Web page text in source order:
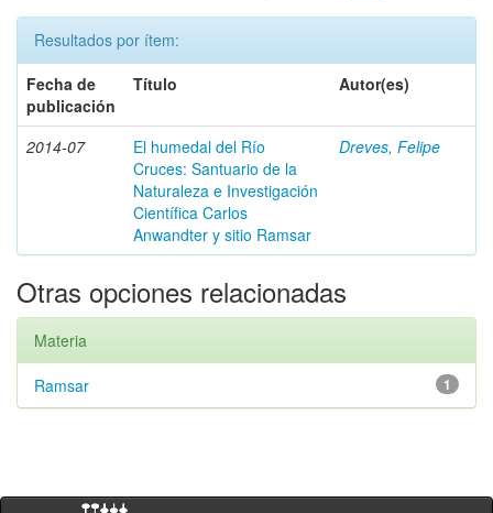
Resultados por ítem:
Fecha de
publicación
Título Autor(es)
2014-07
El humedal del Río
Cruces: Santuario de la
Naturaleza e Investigación
Científica Carlos
Anwandter y sitio Ramsar
Dreves, Felipe
Otras opciones relacionadas
Materia
1
Ramsar